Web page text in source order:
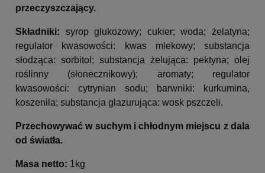
przeczyszczający.
Składniki: syrop glukozowy; cukier; woda; żelatyna;
regulator kwasowości: kwas mlekowy; substancja
słodząca: sorbitol; substancja żelująca: pektyna; olej
roślinny (słonecznikowy); aromaty; regulator
kwasowości: cytrynian sodu; barwniki: kurkumina,
koszenila; substancja glazurująca: wosk pszczeli.
Przechowywać w suchym i chłodnym miejscu z dala
od światła.
Masa netto: 1kg